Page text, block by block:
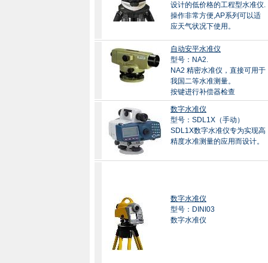
设计的低价格的工程型水准仪.
操作非常方便,AP系列可以适
应天气状况下使用。
自动安平水准仪
型号：NA2.
NA2 精密水准仪，直接可用于
我国二等水准测量。
按键进行补偿器检查
数字水准仪
型号：SDL1X（手动）
SDL1X数字水准仪专为实现高
精度水准测量的应用而设计。
数字水准仪
型号：DINI03
数字水准仪